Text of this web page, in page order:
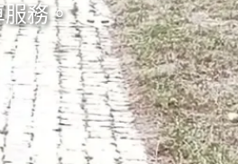
務。